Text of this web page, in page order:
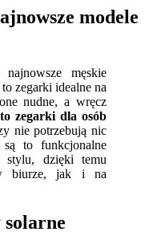
modele
męskie
zegarki idealne na
nudne, a wręcz
zegarki dla osób
nie potrzebują nic
to funkcjonalne
stylu, dzięki temu
biurze, jak i na
solarne